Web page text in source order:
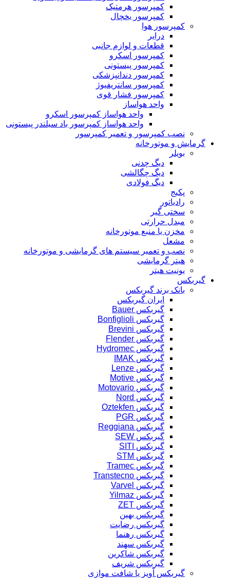
کمپرسور هرمتیک
کمپرسور یخچال
کمپرسور هوا
درایر
قطعات و لوازم جانبی
کمپرسور اسکرو
کمپرسور پیستونی
کمپرسور دندانپزشکی
کمپرسور سانتریفیوژ
کمپرسور فشار قوی
واحد هواساز
واحد هواساز کمپرسور اسکرو
واحد هواساز کمپرسور باد سیلندر پیستونی
نصب کمپرسور و تعمیر کمپرسور
گرمایش و موتورخانه
بویلر
دیگ چدنی
دیگ چگالشی
دیگ فولادی
پکیج
رادیاتور
سختی گیر
مبدل حرارتی
مخزن یا منبع موتورخانه
مشعل
نصب و تعمیر سیستم های گرمایشی و موتورخانه
هیتر گرمایشی
یونیت هیتر
گیربکس
بانک برند گیربکس
ایران گیربکس
گیربکس Bauer
گیربکس Bonfiglioli
گیربکس Brevini
گیربکس Flender
گیربکس Hydromec
گیربکس IMAK
گیربکس Lenze
گیربکس Motive
گیربکس Motovario
گیربکس Nord
گیربکس Oztekfen
گیربکس PGR
گیربکس Reggiana
گیربکس SEW
گیربکس SITI
گیربکس STM
گیربکس Tramec
گیربکس Transtecno
گیربکس Varvel
گیربکس Yilmaz
گیربکس ZET
گیربکس بهین
گیربکس رضایت
گیربکس رهنما
گیربکس سهند
گیربکس شاکرین
گیربکس شریف
گیربکس آویز یا شافت موازی